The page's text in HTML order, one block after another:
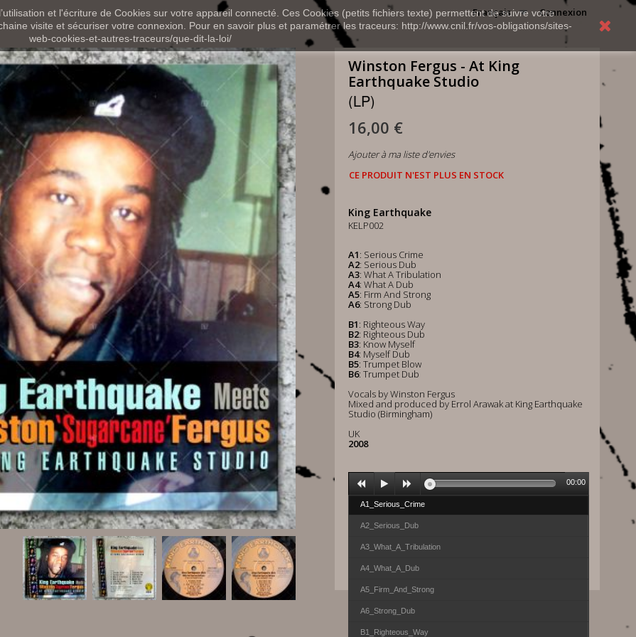
et l'écriture de Cookies sur votre appareil connecté. Ces Cookies (petits fichiers texte) permettent de suivre votre
visite et sécuriser votre connexion. Pour en savoir plus et paramétrer les traceurs: http://www.cnil.fr/vos-obligations/sites-
web-cookies-et-autres-traceurs/que-dit-la-loi/
Connexion
Français
Winston Fergus - At King
Earthquake Studio
(LP)
16,00 €
Ajouter à ma liste d'envies
CE PRODUIT N'EST PLUS EN STOCK
King Earthquake
KELP002
A1: Serious Crime
A2: Serious Dub
A3: What A Tribulation
A4: What A Dub
A5: Firm And Strong
A6: Strong Dub
B1: Righteous Way
B2: Righteous Dub
B3: Know Myself
B4: Myself Dub
B5: Trumpet Blow
B6: Trumpet Dub
Vocals by Winston Fergus
Mixed and produced by Errol Arawak at King Earthquake
Studio (Birmingham)
UK
2008
A1_Serious_Crime
A2_Serious_Dub
A3_What_A_Tribulation
A4_What_A_Dub
A5_Firm_And_Strong
A6_Strong_Dub
B1_Righteous_Way
00:00